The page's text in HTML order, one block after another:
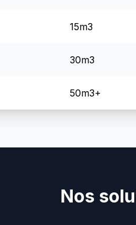
15m3
30m3
50m3+
Nos